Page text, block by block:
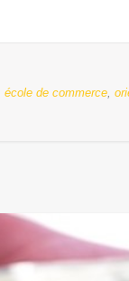
école de commerce